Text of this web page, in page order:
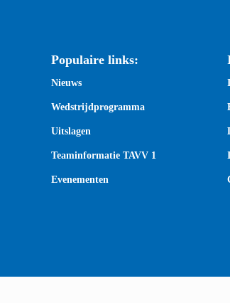
Populaire links:
Nieuws
Wedstrijdprogramma
Uitslagen
Teaminformatie TAVV 1
Evenementen